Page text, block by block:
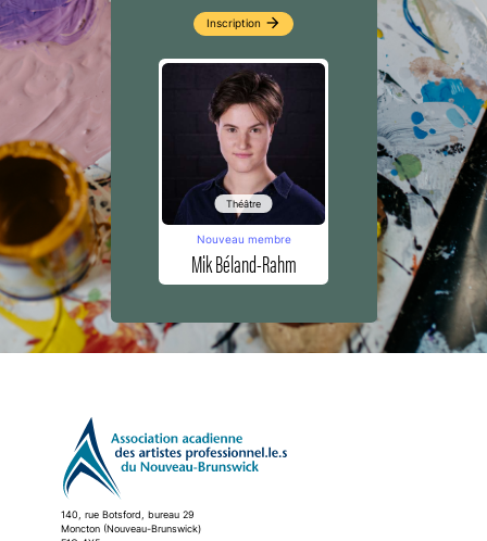
Inscription arrow_forward
Théâtre
Nouveau membre
Mik Béland-Rahm
140, rue Botsford, bureau 29
Moncton (Nouveau-Brunswick)